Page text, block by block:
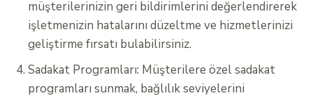
müşterilerinizin geri bildirimlerini değerlendirerek
işletmenizin hatalarını düzeltme ve hizmetlerinizi
geliştirme fırsatı bulabilirsiniz.
Sadakat Programları: Müşterilere özel sadakat
programları sunmak, bağlılık seviyelerini